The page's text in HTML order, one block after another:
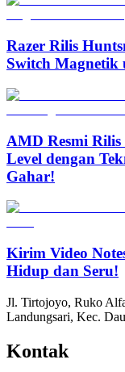
Razer Rilis
Switch
AMD Resmi
Level dengan
Gahar!
Kirim Video
Hidup dan Seru!
Jl. Tirtojoyo, Ruko
Landungsari, Kec.
Kontak